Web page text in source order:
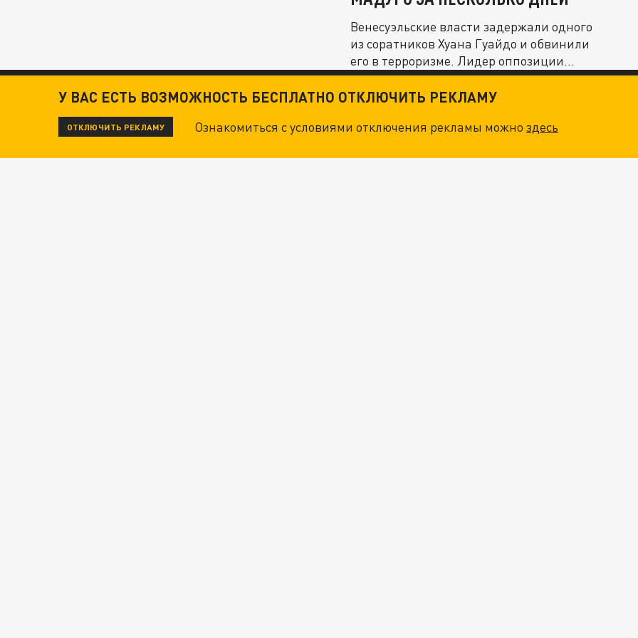
Венесуэльские власти задержали одного
из соратников Хуана Гуайдо и обвинили
его в терроризме. Лидер оппозиции...
У ВАС ЕСТЬ ВОЗМОЖНОСТЬ БЕСПЛАТНО ОТКЛЮЧИТЬ РЕКЛАМУ
ОТКЛЮЧИТЬ РЕКЛАМУ Ознакомиться с условиями отключения рекламы можноздесь